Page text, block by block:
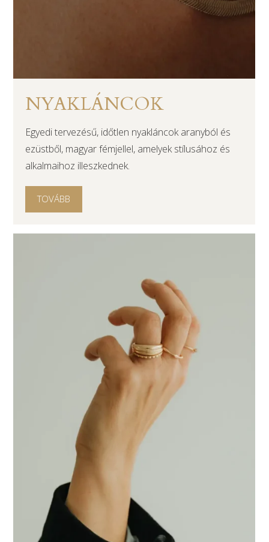
NYAKLÁNCOK
Egyedi tervezésű, időtlen nyakláncok aranyból és
ezüstből, magyar fémjellel, amelyek stílusához és
alkalmaihoz illeszkednek.
TOVÁBB